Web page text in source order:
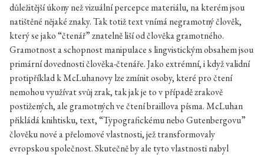
důležitější úkony než vizuální percepce materiálu, na kterém jsou
natištěné nějaké znaky. Tak totiž text vnímá negramotný člověk,
který se jako “čtenář” znatelně liší od člověka gramotného.
Gramotnost a schopnost manipulace s lingvistickým obsahem jsou
primární dovednosti člověka-čtenáře. Jako extrémní, i když validní
protipříklad k McLuhanovy lze zmínit osoby, které pro čtení
nemohou využívat svůj zrak, tak jak je to v případě zrakově
postižených, ale gramotných ve čtení braillova písma. McLuhan
přikládá knihtisku, text, “Typografickému nebo Gutenbergovu”
člověku nové a přelomové vlastnosti, jež transformovaly
evropskou společnost. Skutečně by ale tyto vlastnosti nabyl